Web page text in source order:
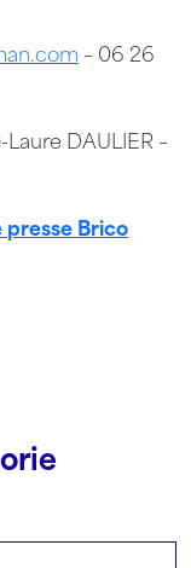
– 06 26
DAULIER –
presse Brico